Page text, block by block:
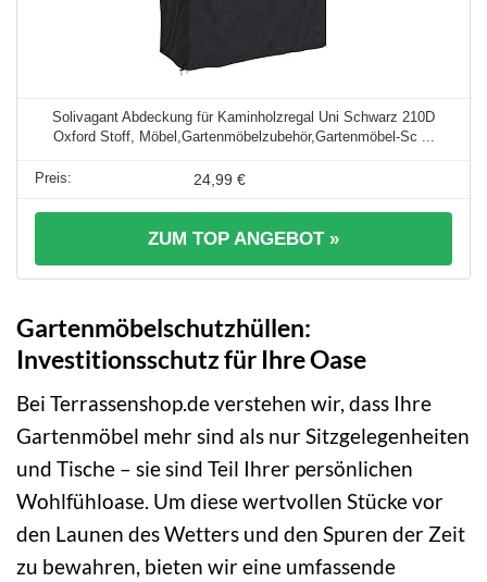
Solivagant Abdeckung für Kaminholzregal Uni Schwarz 210D
Oxford Stoff, Möbel,Gartenmöbelzubehör,Gartenmöbel-Sc ...
24,99 €
ZUM TOP ANGEBOT »
Gartenmöbelschutzhüllen:
Investitionsschutz für Ihre Oase
Bei Terrassenshop.de verstehen wir, dass Ihre
Gartenmöbel mehr sind als nur Sitzgelegenheiten
und Tische – sie sind Teil Ihrer persönlichen
Wohlfühloase. Um diese wertvollen Stücke vor
den Launen des Wetters und den Spuren der Zeit
zu bewahren, bieten wir eine umfassende